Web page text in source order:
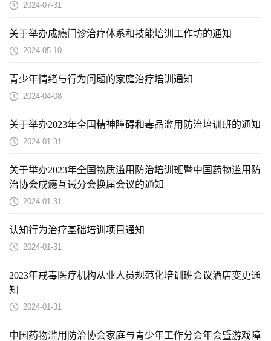
2024-07-31
关于举办成瘾门诊治疗体系和技能培训工作坊的通知
2024-05-10
青少年情绪与行为问题的家庭治疗培训通知
2024-04-08
关于举办2023年全国精神障碍和毒品滥用防治培训班的通知
2024-01-31
关于举办2023年全国物质滥用防治培训班暨中国药物滥用防
治协会成瘾互诫分会换届会议的通知
2024-01-31
认知行为治疗基础培训项目通知
2024-01-31
2023年戒毒医疗机构从业人员规范化培训班会议酒店变更通
知
2024-01-31
中国药物滥用防治协会家庭与青少年工作分会年会暨游戏障